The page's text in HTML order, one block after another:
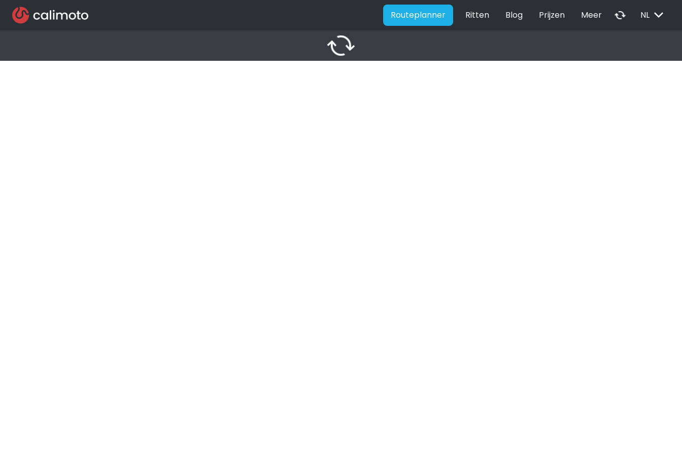
Routeplanner Ritten Blog Prijzen Meer autorenew NL EXPAND_MORE
autorenew